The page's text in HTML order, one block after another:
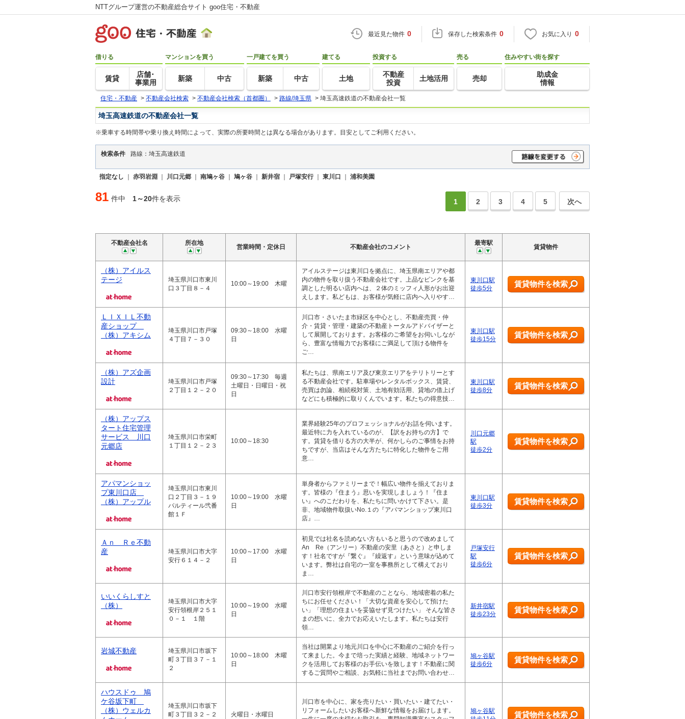
NTTグループ運営の不動産総合サイト goo住宅・不動産
最近見た物件 0 保存した検索条件 0 お気に入り 0
借りる
賃貸
店舗･
事業用
マンションを買う
新築 中古
一戸建てを買う
新築 中古
建てる
土地
投資する
不動産
投資
土地活用
売る
売却
住みやすい街を探す
助成金
情報
住宅・不動産 > 不動産会社検索 > 不動産会社検索（首都圏） > 路線/埼玉県 > 埼玉高速鉄道の不動産会社一覧
埼玉高速鉄道の不動産会社一覧
※乗車する時間帯や乗り換え時間によって、実際の所要時間とは異なる場合があります。目安としてご利用ください。
検索条件 路線：埼玉高速鉄道
指定なし ｜ 赤羽岩淵 ｜ 川口元郷 ｜ 南鳩ヶ谷 ｜ 鳩ヶ谷 ｜ 新井宿 ｜ 戸塚安行 ｜ 東川口 ｜ 浦和美園
81 件中 1～20件を表示 1 2 3 4 5 次へ
不動産会社名 所在地
営業時間・定休日 不動産会社のコメント
最寄駅
賃貸物件
（株）アイルス
テージ
埼玉県川口市東川
口３丁目８－４
10:00～19:00 木曜
アイルステージは東川口を拠点に、埼玉県南エリアや都
内の物件を取り扱う不動産会社です。上品なピンクを基
調とした明るい店内へは、２体のミッフィ人形がお出迎
えします。私どもは、お客様が気軽に店内へ入りやす…
東川口駅
徒歩5分
賃貸物件を検索
ＬＩＸＩＬ不動
産ショップ
（株）アキシム
埼玉県川口市戸塚
４丁目７－３０
09:30～18:00 水曜
日
川口市・さいたま市緑区を中心とし、不動産売買・仲
介・賃貸・管理・建築の不動産トータルアドバイザーと
して展開しております。お客様のご希望をお伺いしなが
ら、豊富な情報力でお客様にご満足して頂ける物件を
ご…
東川口駅
徒歩15分
賃貸物件を検索
（株）アズ企画
設計
埼玉県川口市戸塚
２丁目１２－２０
09:30～17:30 毎週
土曜日・日曜日・祝
日
私たちは、県南エリア及び東京エリアをテリトリーとす
る不動産会社です。駐車場やレンタルボックス、賃貸、
売買は勿論、相続税対策、土地有効活用、貸地の借上げ
などにも積極的に取りくんでいます。私たちの得意技…
東川口駅
徒歩8分
賃貸物件を検索
（株）アップス
タート住宅管理
サービス 川口
元郷店
埼玉県川口市栄町
１丁目１２－２３
10:00～18:30
業界経験25年のプロフェッショナルがお話を伺います。
最近特に力を入れているのが、【訳をお持ちの方】で
す。賃貸を借りる方の大半が、何かしらのご事情をお持
ちですが、当店はそんな方たちに特化した物件をご用
意…
川口元郷
駅
徒歩2分
賃貸物件を検索
アパマンショッ
プ東川口店
（株）アップル
埼玉県川口市東川
口２丁目３－１９
パルティール弐番
館１Ｆ
10:00～19:00 水曜
日
単身者からファミリーまで！幅広い物件を揃えておりま
す。皆様の『住まう』思いを実現しましょう！『住ま
い』へのこだわりを、私たちに問いかけて下さい。是
非、地域物件取扱いNo.１の『アパマンショップ東川口
店』…
東川口駅
徒歩3分
賃貸物件を検索
Ａｎ Ｒｅ不動
産
埼玉県川口市大字
安行６１４－２
10:00～17:00 水曜
日
初見では社名を読めない方もいると思うので改めまして
An Re（アンリー）不動産の安里（あさと）と申しま
す！社名ですが『繋ぐ』『繰返す』という意味が込めて
います。弊社は自宅の一室を事務所として構えており
ま…
戸塚安行
駅
徒歩6分
賃貸物件を検索
いいくらしすと
（株）
埼玉県川口市大字
安行領根岸２５１
０－１ １階
10:00～19:00 水曜
日
川口市安行領根岸で不動産のことなら、地域密着の私た
ちにお任せください！「大切な資産を安心して預けた
い」「理想の住まいを妥協せず見つけたい」 そんな皆さ
まの想いに、全力でお応えいたします。私たちは安行
領…
新井宿駅
徒歩23分
賃貸物件を検索
岩城不動産
埼玉県川口市坂下
町３丁目３７－１
２
10:00～18:00 木曜
日
当社は開業より地元川口を中心に不動産のご紹介を行っ
て来ました。今まで培った実績と経験、地域ネットワー
クを活用してお客様のお手伝いを致します！不動産に関
するご質問やご相談、お気軽に当社までお問い合わせ…
鳩ヶ谷駅
徒歩6分
賃貸物件を検索
ハウスドゥ 鳩
ケ谷坂下町
（株）ウェルカ
埼玉県川口市坂下
町３丁目３２－２
火曜日・水曜日
川口市を中心に、家を売りたい・買いたい・建てたい・
リフォームしたいお客様へ新鮮な情報をお届けします。
鳩ヶ谷駅
賃貸物件を検索